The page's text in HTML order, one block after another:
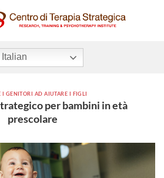
Italian
I GENITORI AD AIUTARE I FIGLI
per bambini in età
prescolare